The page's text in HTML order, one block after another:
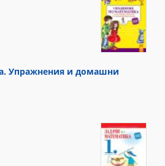
Упражнения и домашни